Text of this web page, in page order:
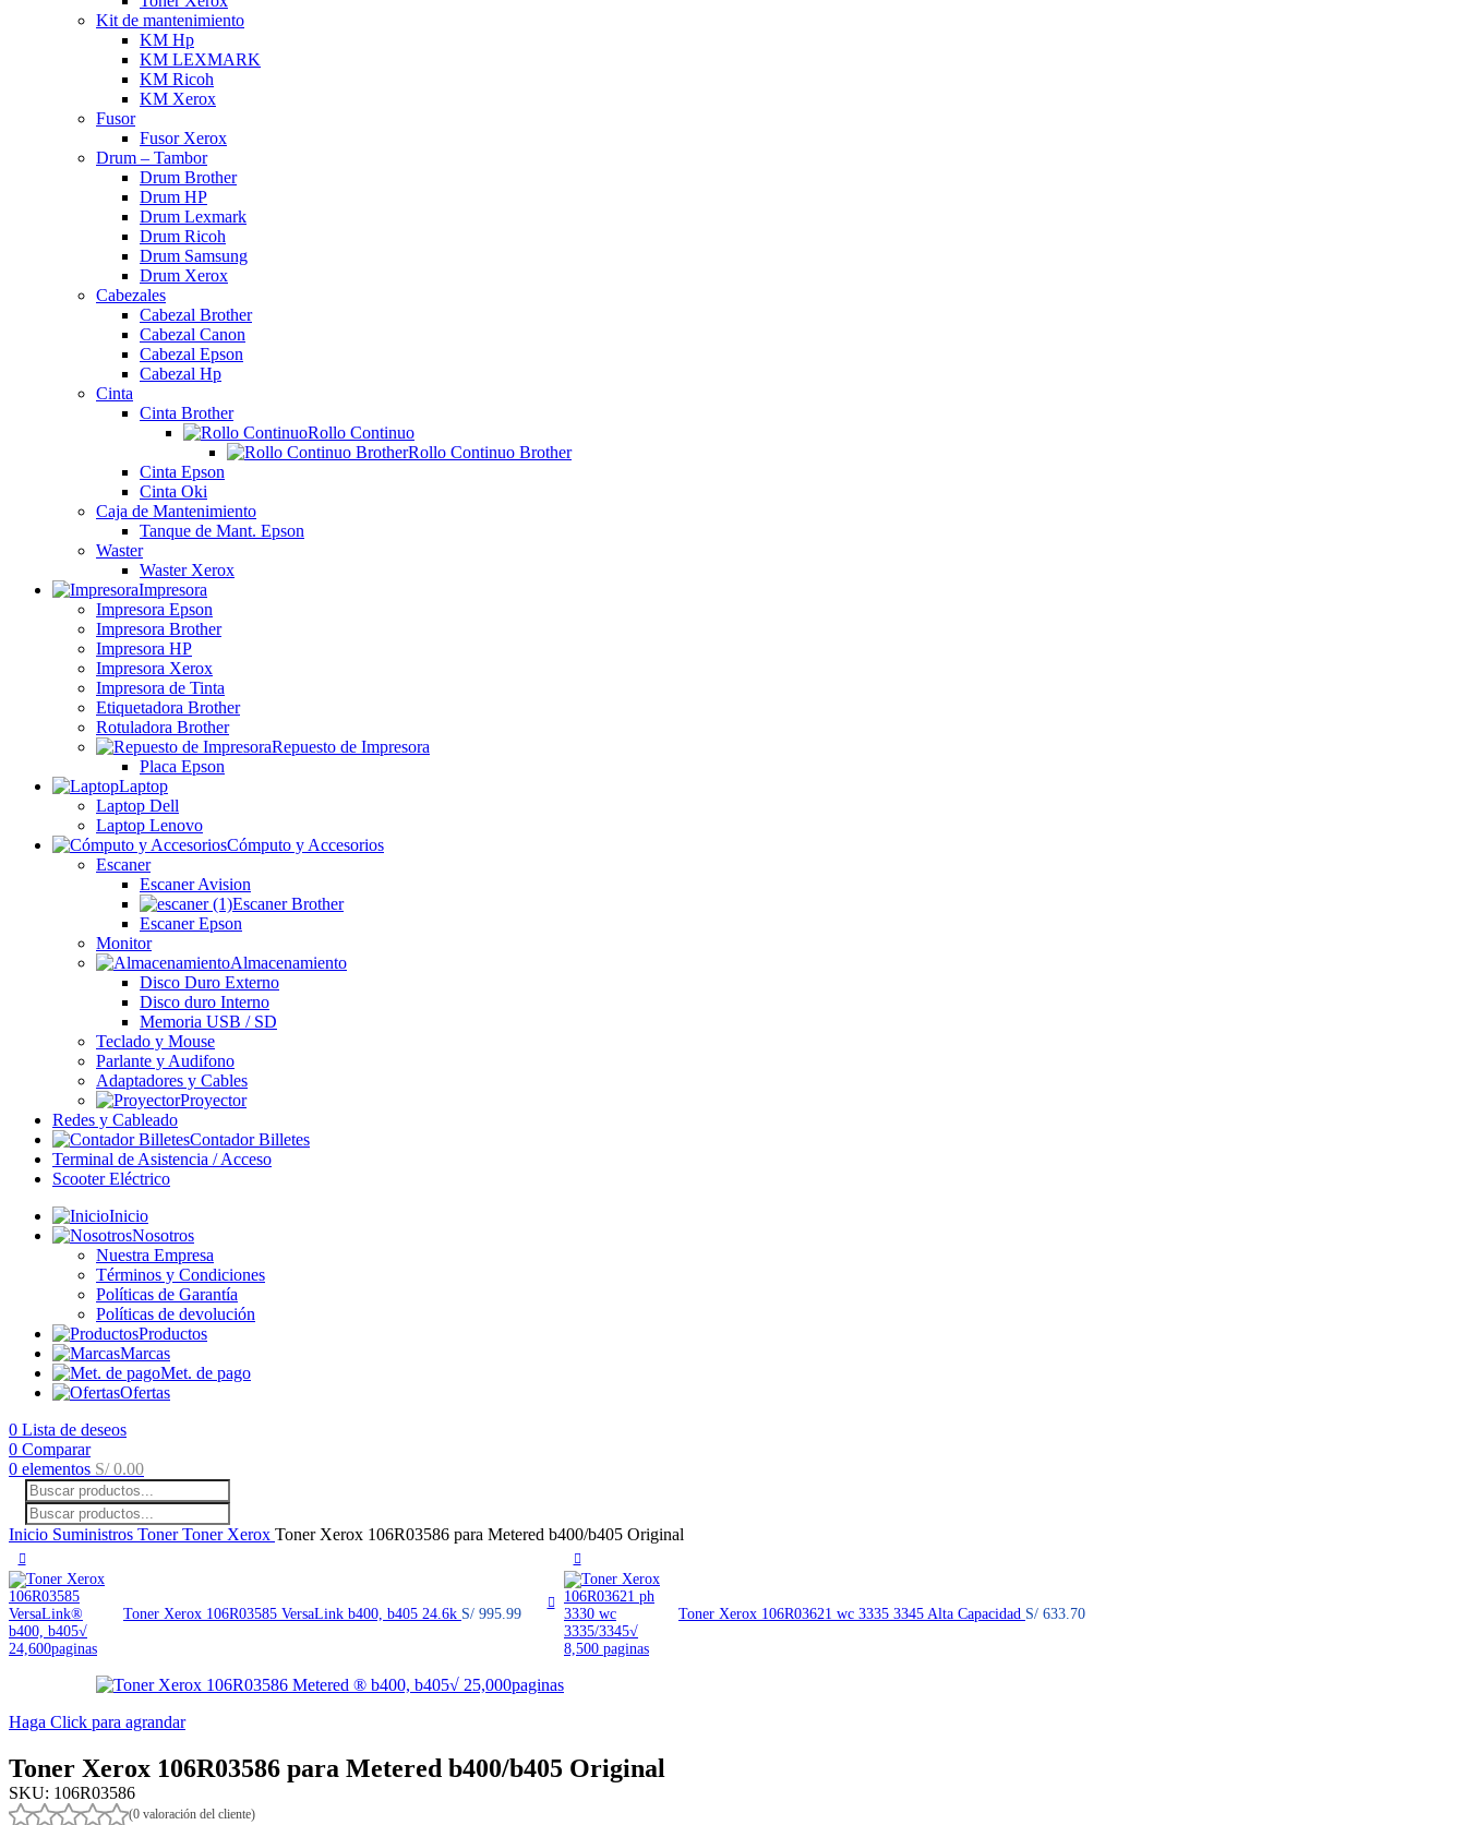
Kit de mantenimiento
KM Hp
KM LEXMARK
KM Ricoh
KM Xerox
Fusor
Fusor Xerox
Drum – Tambor
Drum Brother
Drum HP
Drum Lexmark
Drum Ricoh
Drum Samsung
Drum Xerox
Cabezales
Cabezal Brother
Cabezal Canon
Cabezal Epson
Cabezal Hp
Cinta
Cinta Brother
Rollo Continuo
Rollo Continuo Brother
Cinta Epson
Cinta Oki
Caja de Mantenimiento
Tanque de Mant. Epson
Waster
Waster Xerox
Impresora
Impresora Epson
Impresora Brother
Impresora HP
Impresora Xerox
Impresora de Tinta
Etiquetadora Brother
Rotuladora Brother
Repuesto de Impresora
Placa Epson
Laptop
Laptop Dell
Laptop Lenovo
Cómputo y Accesorios
Escaner
Escaner Avision
Escaner Brother
Escaner Epson
Monitor
Almacenamiento
Disco Duro Externo
Disco duro Interno
Memoria USB / SD
Teclado y Mouse
Parlante y Audifono
Adaptadores y Cables
Proyector
Redes y Cableado
Contador Billetes
Terminal de Asistencia / Acceso
Scooter Eléctrico
Inicio
Nosotros
Nuestra Empresa
Términos y Condiciones
Políticas de Garantía
Políticas de devolución
Productos
Marcas
Met. de pago
Ofertas
0 Lista de deseos
0 Comparar
0 elementos S/0.00
Inicio Suministros TonerToner Xerox Toner Xerox 106R03586 para Metered b400/b405 Original
Toner Xerox 106R03585 VersaLink b400, b405 24.6k S/ 995.99 Toner Xerox 106R03621 wc 3335 3345 Alta Capacidad S/ 633.70
Haga Click para agrandar
Toner Xerox 106R03586 para Metered b400/b405 Original
SKU: 106R03586
(0 valoración del cliente)